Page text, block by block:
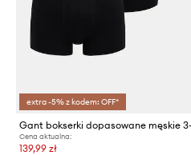
extra -5% z kodem: OFF*
Cena aktualna:
139,99 zł